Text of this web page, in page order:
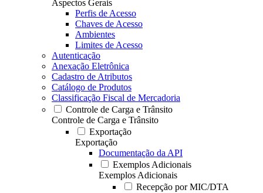
Aspectos Gerais
Perfis de Acesso
Chaves de Acesso
Ambientes
Limites de Acesso
Autenticação
Anexação Eletrônica
Cadastro de Atributos
Catálogo de Produtos
Classificação Fiscal de Mercadoria
Controle de Carga e Trânsito
Controle de Carga e Trânsito
Exportação
Exportação
Documentação da API
Exemplos Adicionais
Exemplos Adicionais
Recepção por MIC/DTA